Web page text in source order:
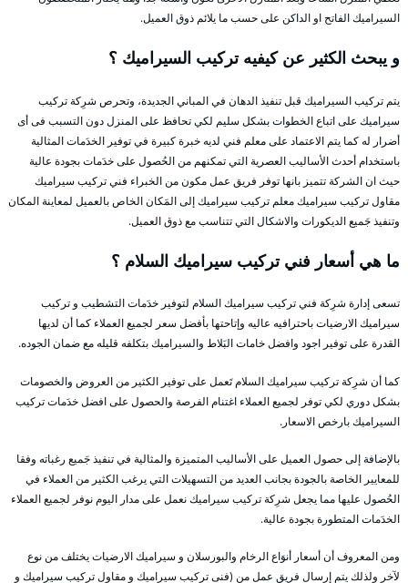
السيراميك الفاتح او الداكن على حسب ما يلائم ذوق العميل.
و يبحث الكثير عن كيفيه تركيب السيراميك ؟
يتم تركيب السيراميك قبل تنفيذ الدهان في المباني الجديدة، وتحرص شرِكة تركيب
سيراميك على اتباع الخطوات بشكل سليم لكي تحافظ على المنزل دون التسبب فى أى
أضرار له كما يتم الاعتماد على معلم فني لديه خبرة كبيرة في توفير الخدَمات المثالية
باستخدام أحدث الأساليب العصرية التي تمكنهم من الحُصول على خدَمات بجودة عالية
حيث ان الشركة تتميز بانها توفر فريق عمل مكون من الخبراء فني تركيب سيراميك
مقاول تركيب سيراميك معلم تركيب سيراميك إلى المَكان الخاص بالعميل لمعاينة المكان
وتنفيذ جَميع الديكورات والاشكال التي تتناسب مع ذوق العميل.
ما هي أسعار فني تركيب سيراميك السلام ؟
تسعى إدارة شرِكة فني تركيب سيراميك السلام لتوفير خدَمات التشطيب و تركيب
سيراميك الارضيات باحترافيه عاليه وإتاحتها بأفضل سعر لجميع العملاء كما أن لديها
القدرة على توفير اجود وافضل خامات البَلاط والسيراميك بتكلفه قليله مع ضمان الجوده.
كما أن شرِكة تركيب سيراميك السلام تَعمل على توفير الكثير من العروض والخصومات
بشكل دوري لكي توفر لجميع العملاء اغتنام الفرصة والحصول على افضل خدَمات تركيب
السيراميك بارخص الاسعار.
بالإضافة إلى حصول العميل على الأساليب المتميزة والمثالية في تنفيذ جَميع رغباته وفقا
للمعايير الخاصة بالجودة بجانب العديد من التسهيلات التي يرغب الكثير من العملاء في
الحُصول عليها مما يجعل شرِكة تركيب سيراميك نعمل على مدار اليوم نوفر لجميع العملاء
الخدَمات المتطورة بجودة عالية.
ومن المعروف أن أسعار أنوَاع الرخام والبورسلان و سيراميك الارضيات يختلف من نوع
لآخر ولذلك يتم إرسال فريق عمل من (فنى تركيب سيراميك و مقاول تركيب سيراميك و